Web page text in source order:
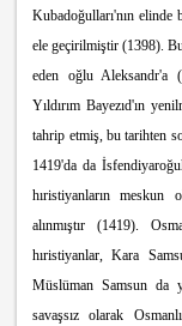
Kubadoğulları'nın elinde
ele geçirilmiştir (1398).
eden oğlu Aleksandr'a
Yıldırım Bayezıd'ın
tahrip etmiş, bu tarihten
1419'da da
hıristiyanların meskun
alınmıştır (1419).
hıristiyanlar, Kara
Müslüman Samsun da
savaşsız olarak